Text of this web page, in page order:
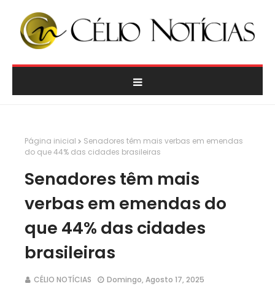
Página inicial
Senadores têm mais verbas em emendas
do que 44% das cidades brasileiras
Senadores têm mais
verbas em emendas do
que 44% das cidades
brasileiras
CÉLIO NOTÍCIAS Domingo, Agosto 17, 2025